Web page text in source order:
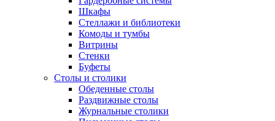
Шкафы
Стеллажи и библиотеки
Комоды и тумбы
Витрины
Стенки
Буфеты
Столы и столики
Обеденные столы
Раздвижные столы
Журнальные столики